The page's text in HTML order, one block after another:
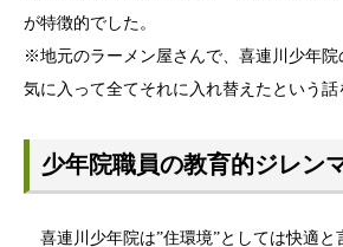
が特徴的でした。
※地元のラーメン屋さんで、喜連川少年院
気に入って全てそれに入れ替えたという話
少年院職員の教育的ジレン
喜連川少年院は”住環境”としては快適と